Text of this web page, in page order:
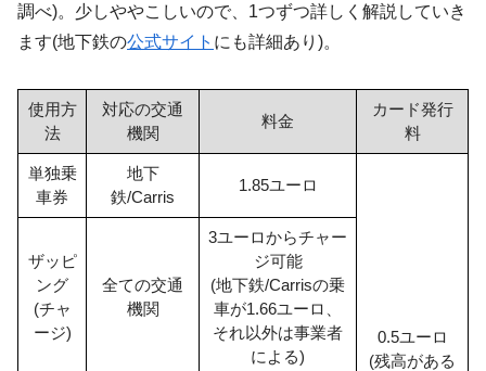
調べ)。少しややこしいので、1つずつ詳しく解説していき
ます(地下鉄の公式サイト にも詳細あり)。
使用方
法
対応の交通
機関
料金
カード発行
料
単独乗
車券
地下
鉄/Carris
1.85ユーロ
0.5ユーロ
(残高がある
ザッピ
ング
(チャ
ージ)
全ての交通
機関
3ユーロからチャー
ジ可能
(地下鉄/Carrisの乗
車が1.66ユーロ、
それ以外は事業者
による)